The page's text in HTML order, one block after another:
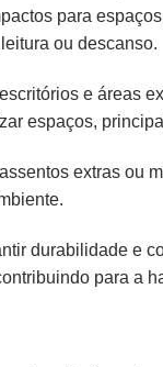
para
ou descanso.
e áreas
espaços,
extras ou
durabilidade e
para a